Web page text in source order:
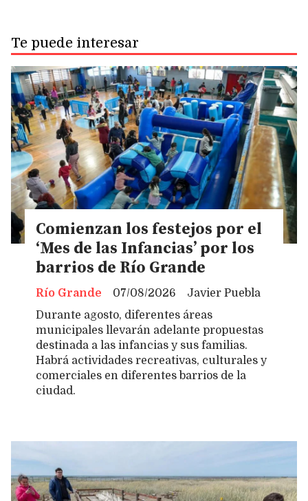
Te puede interesar
Comienzan los festejos por el
‘Mes de las Infancias’ por los
barrios de Río Grande
Javier Puebla
Río Grande
07/08/2026
Durante agosto, diferentes áreas
municipales llevarán adelante propuestas
destinada a las infancias y sus familias.
Habrá actividades recreativas, culturales y
comerciales en diferentes barrios de la
ciudad.